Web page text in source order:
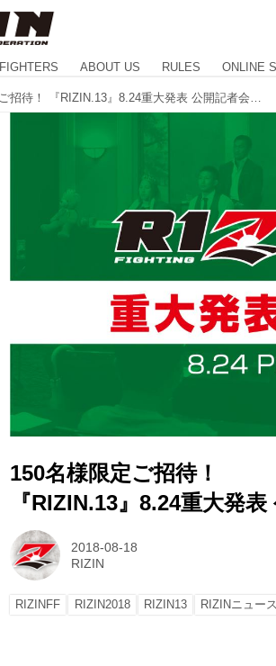
FIGHTERS ABOUT US RULES ONLINE
150名様限定ご招待！
『RIZIN.13』8.24重大発
2018-08-18
RIZIN
RIZINFF RIZIN2018 RIZIN13 RIZINニュース